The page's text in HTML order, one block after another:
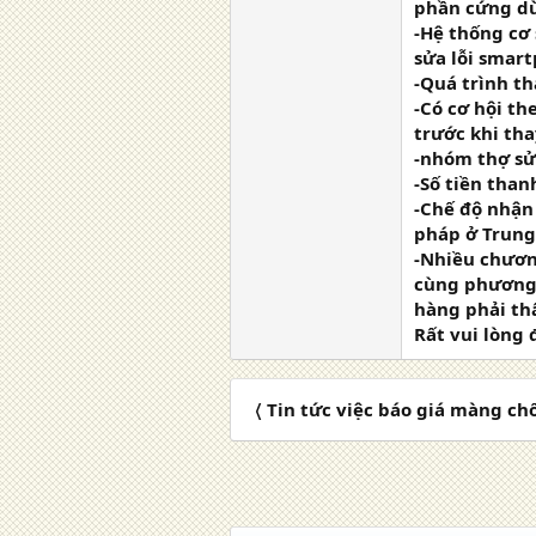
phần cứng
-Hệ thống
sửa lỗi
-Quá trình
-Có cơ hội
trước khi
-nhóm thợ
-Số tiền
-Chế độ
pháp ở
-Nhiều
cùng
hàng phải
Rất vui lòng
〈 Tin tức việc báo giá màng